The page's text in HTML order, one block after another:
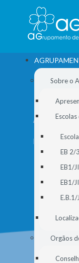
Sobre o
EB 2/
EB1/
EB1/
Orgãos
Início //